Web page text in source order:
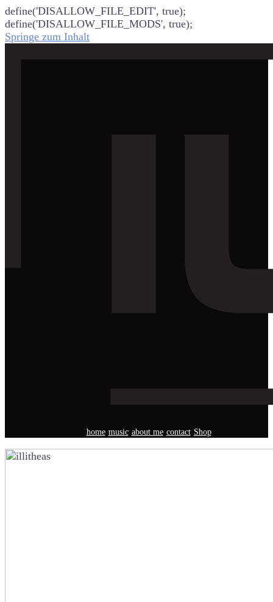
define('DISALLOW_FILE_EDIT', true);
define('DISALLOW_FILE_MODS', true);
Springe zum Inhalt
home music about me contact Shop